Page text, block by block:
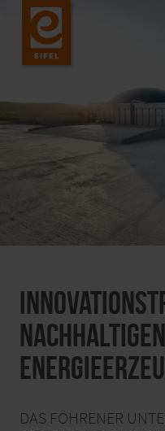
nachhaltigen
DAS FÖHRENER